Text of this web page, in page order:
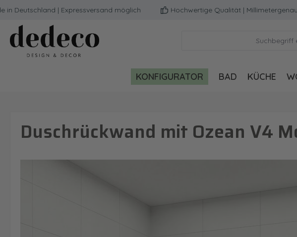
Hauptinhalt springen
Zur Suche springen
Zur Hauptnavigation springen
| Expressversand möglich Hochwertige Qualität | Millimetergenau
KONFIGURATOR BAD KÜCHE
Duschrückwand mit Ozean V4